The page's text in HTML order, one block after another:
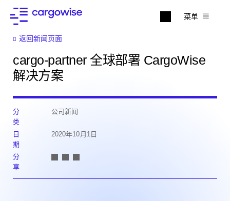
菜单
返回新闻页面
cargo-partner 全球部署 CargoWise
解决方案
分
类
公司新闻
日
期
2020年10月1日
分
享